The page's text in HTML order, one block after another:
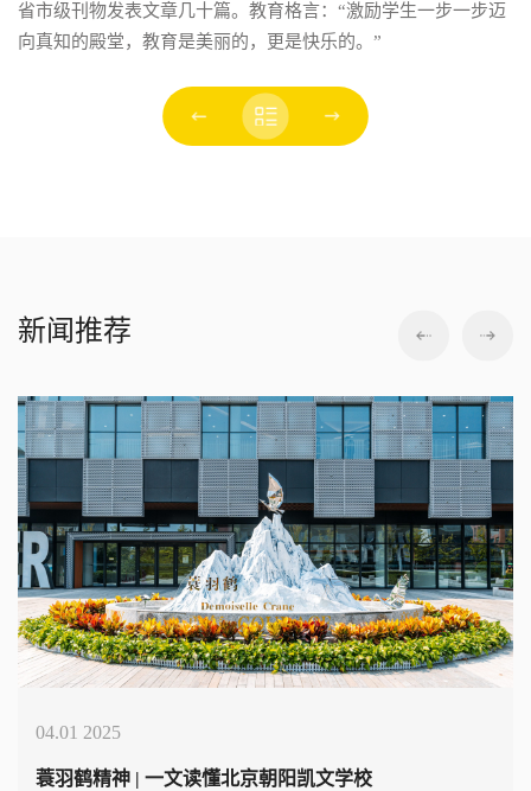
省市级刊物发表文章几十篇。教育格言：“激励学生一步一步迈
向真知的殿堂，教育是美丽的，更是快乐的。”
新闻推荐
04.01 2025
蓑羽鹤精神 | 一文读懂北京朝阳凯文学校